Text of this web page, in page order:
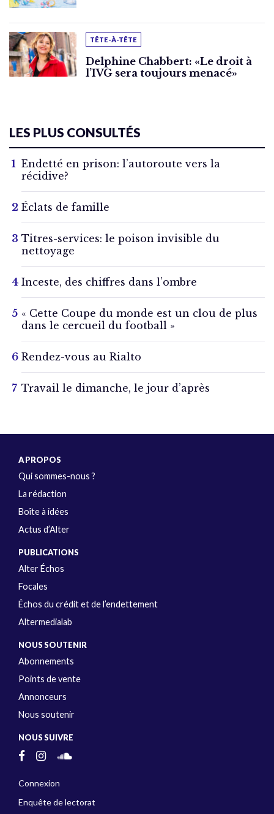
TÊTE-À-TÊTE
Delphine Chabbert: «Le droit à
l’IVG sera toujours menacé»
LES PLUS CONSULTÉS
Endetté en prison: l’autoroute vers la
récidive?
Éclats de famille
Titres-services: le poison invisible du
nettoyage
Inceste, des chiffres dans l’ombre
« Cette Coupe du monde est un clou de plus
dans le cercueil du football »
Rendez-vous au Rialto
Travail le dimanche, le jour d’après
A PROPOS
Qui sommes-nous ?
La rédaction
Boîte à idées
Actus d’Alter
PUBLICATIONS
Alter Échos
Focales
Échos du crédit et de l’endettement
Altermedialab
NOUS SOUTENIR
Abonnements
Points de vente
Annonceurs
Nous soutenir
NOUS SUIVRE
Connexion
Enquête de lectorat